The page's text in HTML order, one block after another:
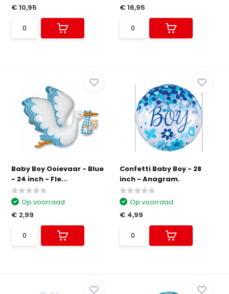
€ 10,95
€ 16,95
Baby Boy Ooievaar - Blue
- 24 inch - Fle...
Op voorraad
€ 2,99
Confetti Baby Boy - 28
inch - Anagram.
Op voorraad
€ 4,99